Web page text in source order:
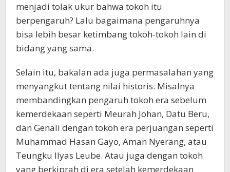
menjadi tolak ukur bahwa tokoh itu
berpengaruh? Lalu bagaimana pengaruhnya
bisa lebih besar ketimbang tokoh-tokoh lain di
bidang yang sama.
Selain itu, bakalan ada juga permasalahan yang
menyangkut tentang nilai historis. Misalnya
membandingkan pengaruh tokoh era sebelum
kemerdekaan seperti Meurah Johan, Datu Beru,
dan Genali dengan tokoh era perjuangan seperti
Muhammad Hasan Gayo, Aman Nyerang, atau
Teungku Ilyas Leube. Atau juga dengan tokoh
yang berkiprah di era setelah kemerdekaan